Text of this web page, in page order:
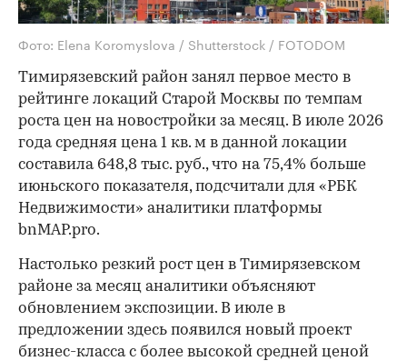
Фото: Elena Koromyslova / Shutterstock / FOTODOM
Тимирязевский район занял первое место в
рейтинге локаций Старой Москвы по темпам
роста цен на новостройки за месяц. В июле 2026
года средняя цена 1 кв. м в данной локации
составила 648,8 тыс. руб., что на 75,4% больше
июньского показателя, подсчитали для «РБК
Недвижимости» аналитики платформы
bnMAP.pro.
Настолько резкий рост цен в Тимирязевском
районе за месяц аналитики объясняют
обновлением экспозиции. В июле в
предложении здесь появился новый проект
бизнес-класса с более высокой средней ценой